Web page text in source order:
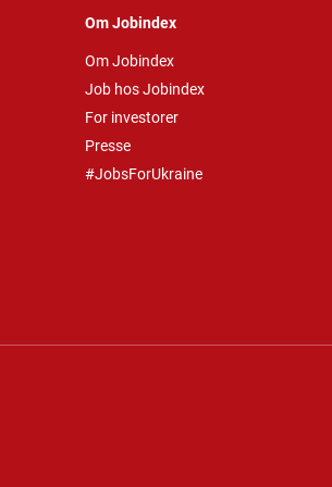
Om Jobindex
Om Jobindex
Job hos Jobindex
For investorer
Presse
#JobsForUkraine